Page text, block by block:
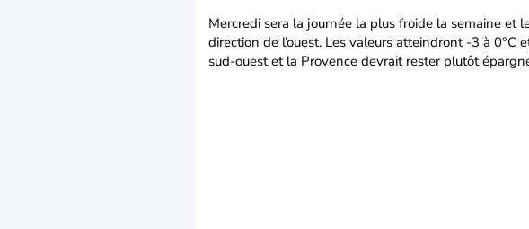
Mercredi sera la journée la plus froide la semaine et
direction de l’ouest. Les valeurs atteindront -3 à
sud-ouest et la Provence devrait rester plutôt